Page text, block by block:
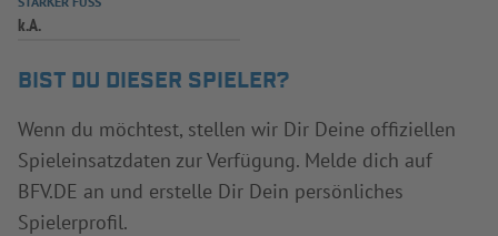
k.A.
BIST DU DIESER SPIELER?
Wenn du möchtest, stellen wir Dir Deine offiziellen
Spieleinsatzdaten zur Verfügung. Melde dich auf
BFV.DE an und erstelle Dir Dein persönliches
Spielerprofil.